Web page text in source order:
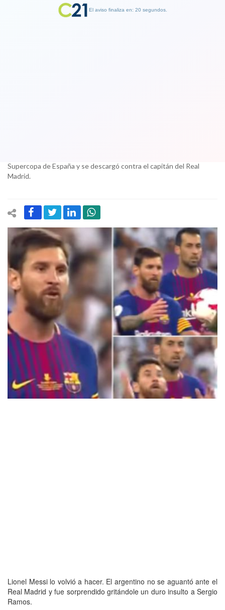
Supercopa de España y se descargó contra el capitán del Real
Madrid.
Lionel Messi lo volvió a hacer. El argentino no se aguantó ante el
Real Madrid y fue sorprendido gritándole un duro insulto a Sergio
Ramos.
El aviso finaliza en: 19 segundos.